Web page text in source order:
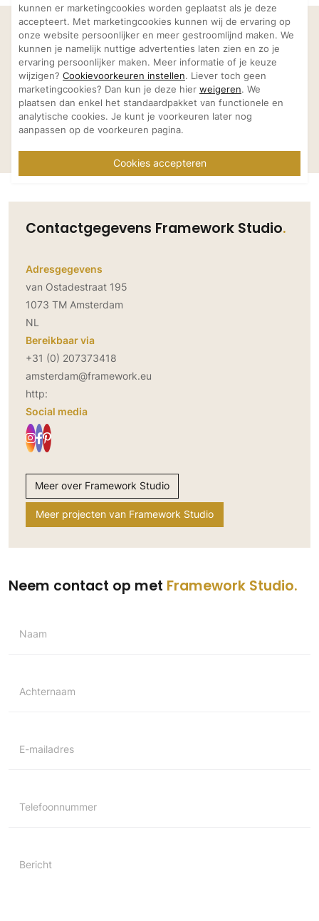
Laat je inspireren
Bekijk meer projecten van
Framework Studio
Framework StudioPauw AmsterdamFramework Studio
Contactgegevens Framework Studio
Adresgegevens
van Ostadestraat 195
1073 TM Amsterdam
NL
Bereikbaar via
+31 (0) 207373418
amsterdam@framework.eu
http:
Social media
Meer over Framework Studio
Meer projecten van Framework Studio
Neem contact op met Framework Studio
Naam
Achternaam
E-mailadres
Telefoonnummer
Bericht
kunnen er marketingcookies worden geplaatst als je deze
accepteert. Met marketingcookies kunnen wij de ervaring op
onze website persoonlijker en meer gestroomlijnd maken. We
kunnen je namelijk nuttige advertenties laten zien en zo je
ervaring persoonlijker maken. Meer informatie of je keuze
wijzigen? Cookievoorkeuren instellen. Liever toch geen
marketingcookies? Dan kun je deze hier weigeren. We
plaatsen dan enkel het standaardpakket van functionele en
analytische cookies. Je kunt je voorkeuren later nog
aanpassen op de voorkeuren pagina.
Cookies accepteren